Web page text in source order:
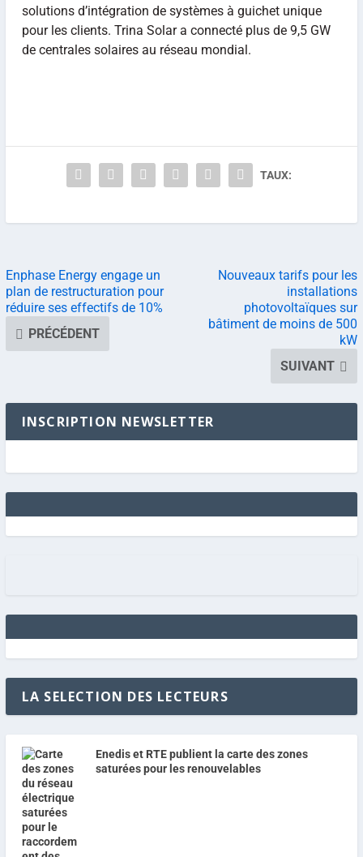
solutions d’intégration de systèmes à guichet unique
pour les clients. Trina Solar a connecté plus de 9,5 GW
de centrales solaires au réseau mondial.
TAUX:
Enphase Energy engage un
plan de restructuration pour
réduire ses effectifs de 10%
PRÉCÉDENT
Nouveaux tarifs pour les
installations
photovoltaïques sur
bâtiment de moins de 500
kW
SUIVANT
INSCRIPTION NEWSLETTER
LA SELECTION DES LECTEURS
Enedis et RTE publient la carte des zones
saturées pour les renouvelables